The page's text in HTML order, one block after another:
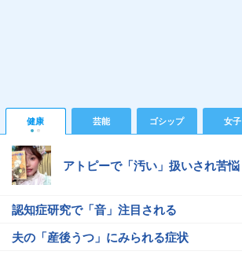
健康 芸能 ゴシップ 女子
アトピーで「汚い」扱いされ苦悩
認知症研究で「音」注目される
夫の「産後うつ」にみられる症状